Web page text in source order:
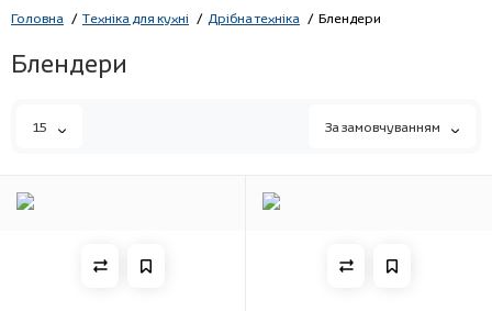
Головна Техніка для кухні Дрібна техніка Блендери
Блендери
15 За замовчуванням